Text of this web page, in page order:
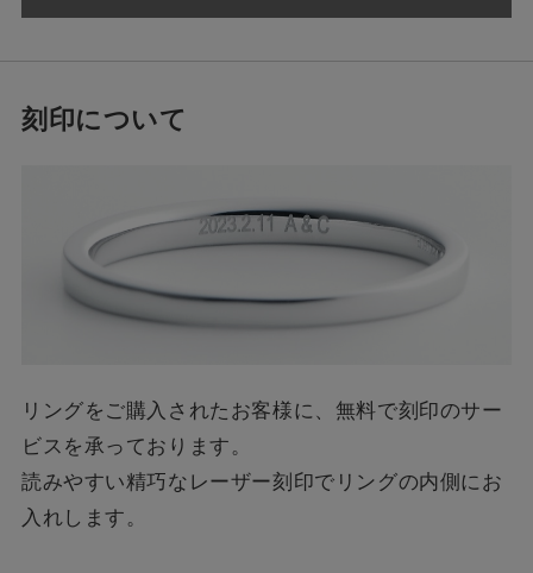
刻印について
リングをご購入されたお客様に、無料で刻印のサー
ビスを承っております。
読みやすい精巧なレーザー刻印でリングの内側にお
入れします。